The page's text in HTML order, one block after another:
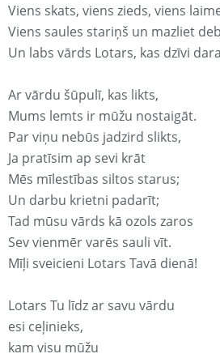
Viens skats, viens zieds, viens
Viens saules stariņš un mazliet
Un labs vārds Lotars, kas dzīvi
Ar vārdu šūpulī, kas likts,
Mums lemts ir mūžu nostaigāt.
Par viņu nebūs jadzird slikts,
Ja pratīsim ap sevi krāt
Mēs mīlestības siltos starus;
Un darbu krietni padarīt;
Tad mūsu vārds kā ozols zaros
Sev vienmēr varēs sauli vīt.
Mīļi sveicieni Lotars Tavā dienā!
Lotars Tu līdz ar savu vārdu
esi ceļinieks,
kam visu mūžu